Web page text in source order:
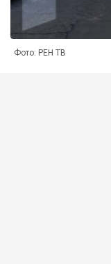
Фото: РЕН ТВ